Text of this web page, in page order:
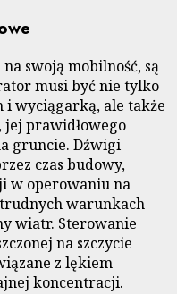
swoją mobilność, są
musi być nie tylko
i wyciągarką, ale także
prawidłowego
gruncie. Dźwigi
czas budowy,
w operowaniu na
warunkach
wiatr. Sterowanie
na szczycie
z lękiem
koncentracji.